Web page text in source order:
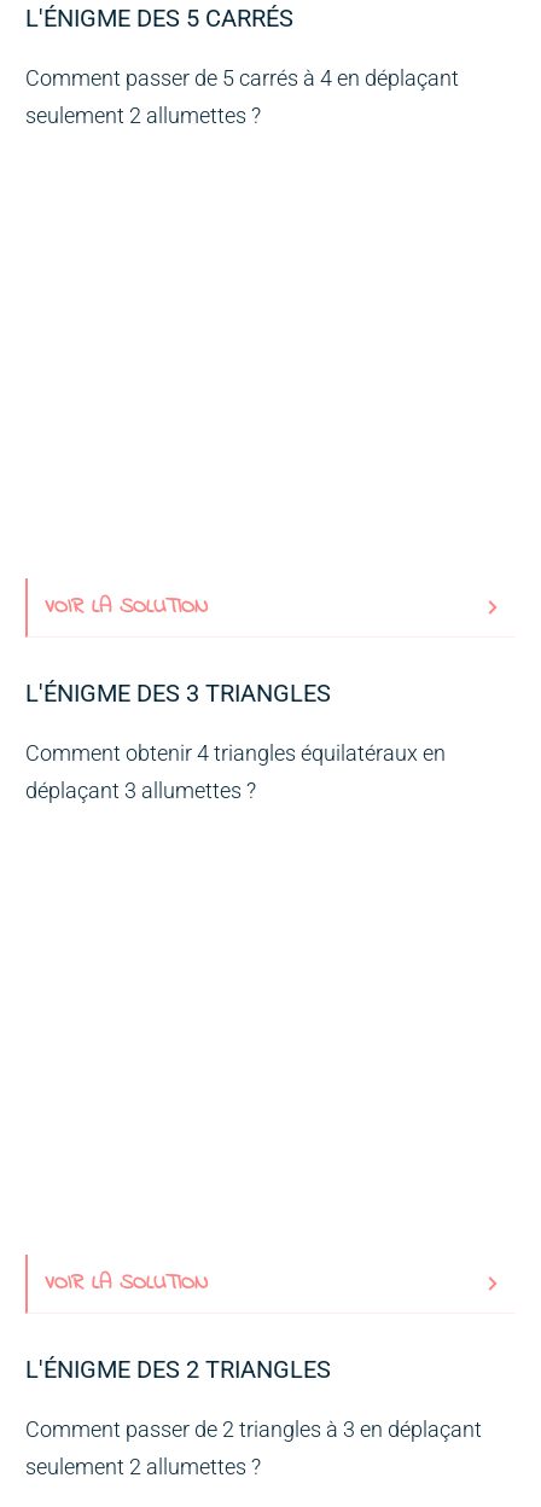
L'ÉNIGME DES 5 CARRÉS
Comment passer de 5 carrés à 4 en déplaçant
seulement 2 allumettes ?
VOIR LA SOLUTION
L'ÉNIGME DES 3 TRIANGLES
Comment obtenir 4 triangles équilatéraux en
déplaçant 3 allumettes ?
VOIR LA SOLUTION
L'ÉNIGME DES 2 TRIANGLES
Comment passer de 2 triangles à 3 en déplaçant
seulement 2 allumettes ?